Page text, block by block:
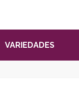
VARIEDADES